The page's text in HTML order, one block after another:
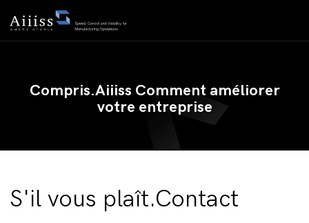
Compris.Aiiiss Comment améliorer
votre entreprise
S'il vous plaît.Contact